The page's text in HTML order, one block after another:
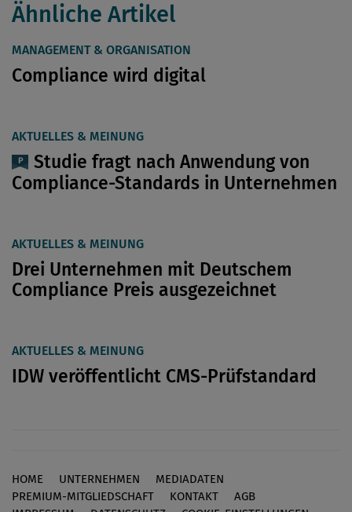
Ähnliche Artikel
MANAGEMENT & ORGANISATION
Compliance wird digital
AKTUELLES & MEINUNG
Studie fragt nach Anwendung von
Compliance-Standards in Unternehmen
AKTUELLES & MEINUNG
Drei Unternehmen mit Deutschem
Compliance Preis ausgezeichnet
AKTUELLES & MEINUNG
IDW veröffentlicht CMS-Prüfstandard
Footer
HOME UNTERNEHMEN
MEDIADATEN
PREMIUM-MITGLIEDSCHAFT
KONTAKT
AGB